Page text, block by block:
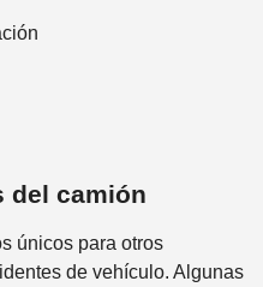
del camión
únicos para otros
de vehículo. Algunas